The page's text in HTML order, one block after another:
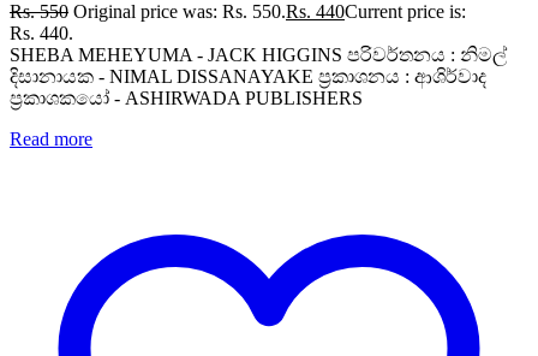
Rs.550 Original price was: Rs. 550.Rs. 440Current price is:
Rs. 440.
SHEBA MEHEYUMA - JACK HIGGINS පරිවර්තනය : නිමල්
දිසානායක - NIMAL DISSANAYAKE ප්‍රකාශනය : ආශිර්වාද
ප්‍රකාශකයෝ - ASHIRWADA PUBLISHERS
Read more